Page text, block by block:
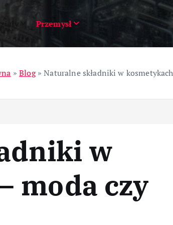
Przemysł
»Blog»Naturalne składniki w
w
moda czy